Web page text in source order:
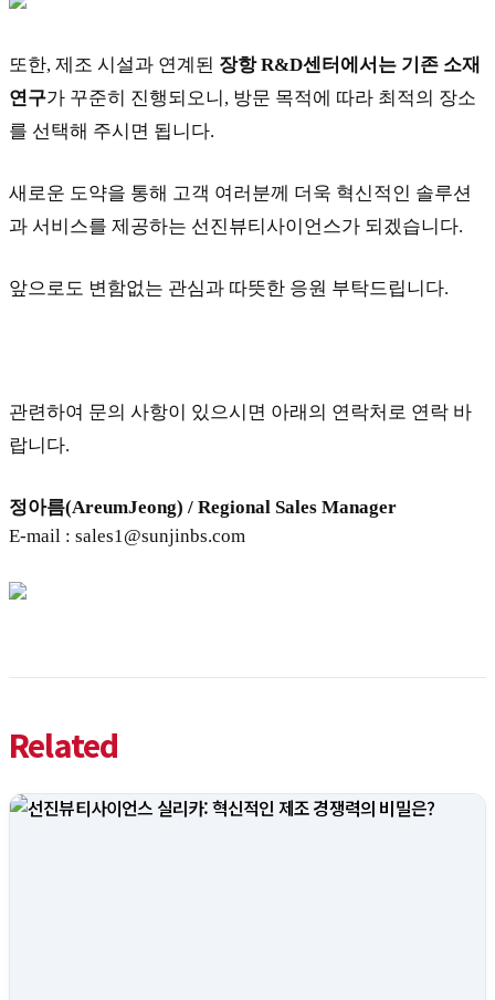
또한, 제조 시설과 연계된 장항R&D센터에서는 기존 소재
연구가 꾸준히 진행되오니, 방문 목적에 따라 최적의 장소
를 선택해 주시면 됩니다.
새로운 도약을 통해 고객 여러분께 더욱 혁신적인 솔루션
과 서비스를 제공하는 선진뷰티사이언스가 되겠습니다.
앞으로도 변함없는 관심과 따뜻한 응원 부탁드립니다.
관련하여 문의 사항이 있으시면 아래의 연락처로 연락 바
랍니다.
정아름(AreumJeong) / Regional Sales Manager
E-mail : sales1@sunjinbs.com
Related